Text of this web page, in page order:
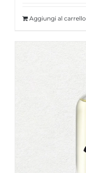
Aggiungi al carrello